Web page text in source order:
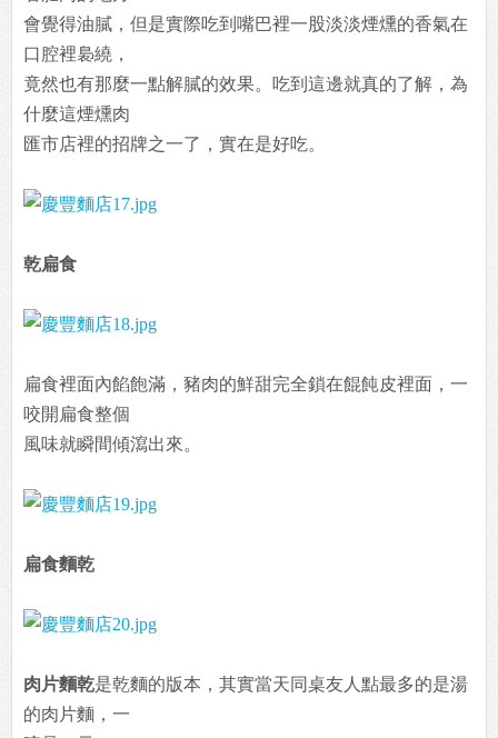
會覺得油膩，但是實際吃到嘴巴裡一股淡淡煙燻的香氣在
口腔裡裊繞，
竟然也有那麼一點解膩的效果。吃到這邊就真的了解，為
什麼這煙燻肉
匯市店裡的招牌之一了，實在是好吃。
乾扁食
扁食裡面內餡飽滿，豬肉的鮮甜完全鎖在餛飩皮裡面，一
咬開扁食整個
風味就瞬間傾瀉出來。
扁食麵乾
肉片麵乾是乾麵的版本，其實當天同桌友人點最多的是湯
的肉片麵，一